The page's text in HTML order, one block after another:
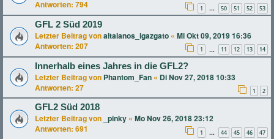
Antworten: 794 1 … 50 51 52 53
GFL 2 Süd 2019
Letzter Beitrag vonaltalanos_igazgato « Mi Okt 09, 2019 16:36
Antworten: 207 1 … 11 12 13 14
Innerhalb eines Jahres in die GFL2?
Letzter Beitrag von Phantom_Fan « Di Nov 27, 2018 10:33
Antworten: 27 1 2
GFL2 Süd 2018
Letzter Beitrag von _pinky « Mo Nov 26, 2018 23:12
Antworten: 691 1 … 44 45 46 47